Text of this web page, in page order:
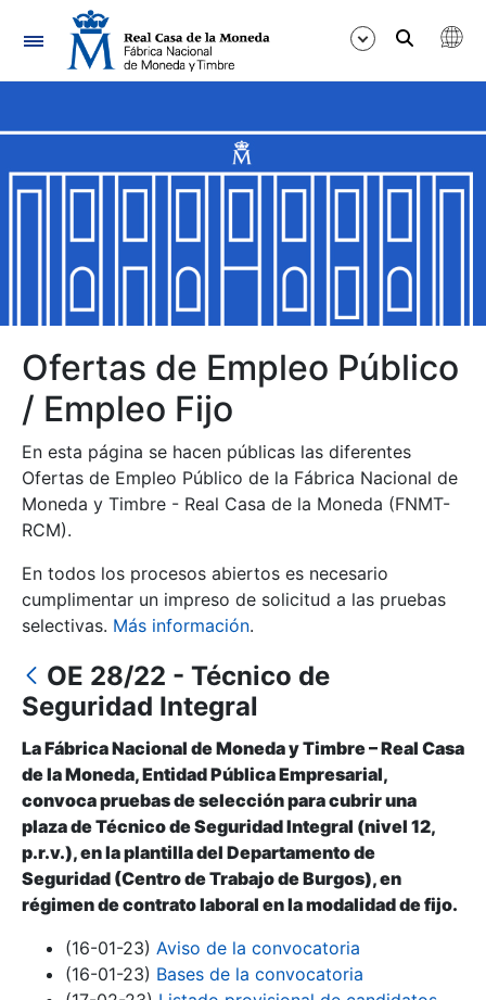
Navegación
Mostrar/Ocultar
Mostrar/Ocultar
Mostrar/Ocultar
Mostrar/Ocultar
Mostrar/Ocultar
Mostrar/Ocultar
Mostrar/Ocultar
Ofertas de Empleo Público
/ Empleo Fijo
En esta página se hacen públicas las diferentes
Ofertas de Empleo Público de la Fábrica Nacional de
Moneda y Timbre - Real Casa de la Moneda (FNMT-
RCM).
En todos los procesos abiertos es necesario
cumplimentar un impreso de solicitud a las pruebas
selectivas. Más información.
OE 28/22 - Técnico de
Seguridad Integral
La Fábrica Nacional de Moneda y Timbre – Real Casa
de la Moneda, Entidad Pública Empresarial,
convoca pruebas de selección para cubrir una
plaza de Técnico de Seguridad Integral (nivel 12,
p.r.v.), en la plantilla del Departamento de
Seguridad (Centro de Trabajo de Burgos), en
régimen de contrato laboral en la modalidad de fijo.
(16-01-23) Aviso de la convocatoria
(16-01-23) Bases de la convocatoria